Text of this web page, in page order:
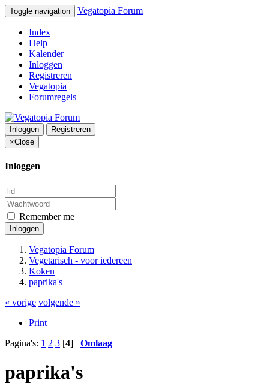
Toggle navigation Vegatopia Forum
Index
Help
Kalender
Inloggen
Registreren
Vegatopia
Forumregels
Inloggen
Registreren
×Close
Inloggen
Remember me
Inloggen
Vegatopia Forum
Vegetarisch - voor iedereen
Koken
paprika's
« vorige volgende »
Print
Pagina's: 1 2 3 [4] Omlaag
paprika's